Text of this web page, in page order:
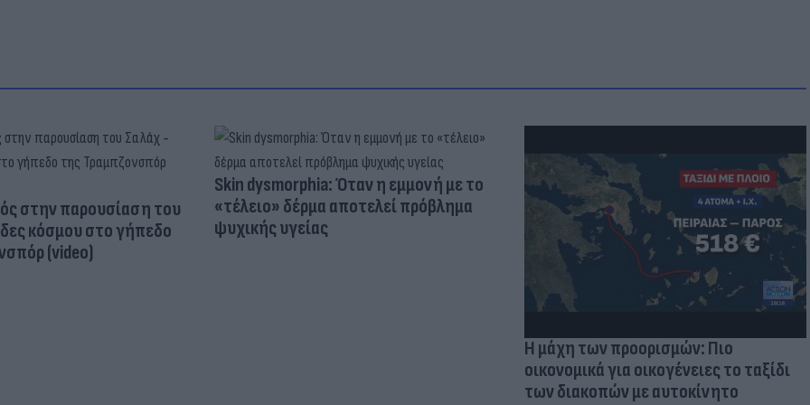
στην παρουσίαση του
κόσμου στο γήπεδο
(video)
Skin dysmorphia: Όταν η εμμονή με το
«τέλειο» δέρμα αποτελεί πρόβλημα
ψυχικής υγείας
Η μάχη των προορισμών: Πιο
οικονομικά για οικογένειες το ταξίδι
των διακοπών με αυτοκίνητο